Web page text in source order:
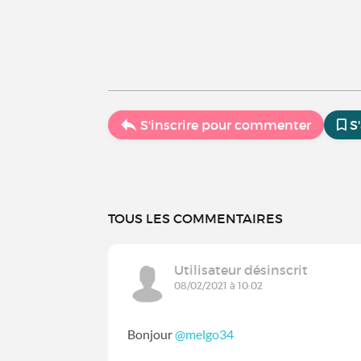
S'inscrire pour commenter
TOUS LES COMMENTAIRES
Utilisateur désinscrit
08/02/2021 à 10:02
Bonjour@melgo34